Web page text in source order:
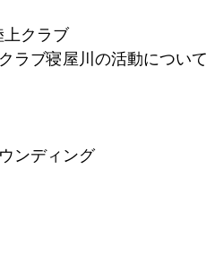
クラブ
ラブ寝屋川の活動について
ンディング